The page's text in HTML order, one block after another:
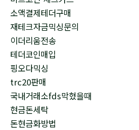
소액결제테더구매
재테크자금믹싱문의
이더리움전송
테더코인매입
핑오다믹싱
trc20판매
국내거래소fds막혔을때
현금돈세탁
돈현금화방법